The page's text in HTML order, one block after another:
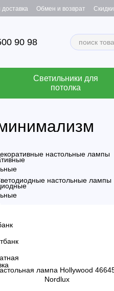
Обмен и возврат Скидки
90 98
Светильники для
потолка
настольные лампы
настольные лампы